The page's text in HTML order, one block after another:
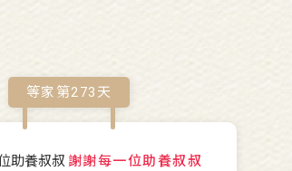
等家第273 天
謝謝每一位助養叔叔